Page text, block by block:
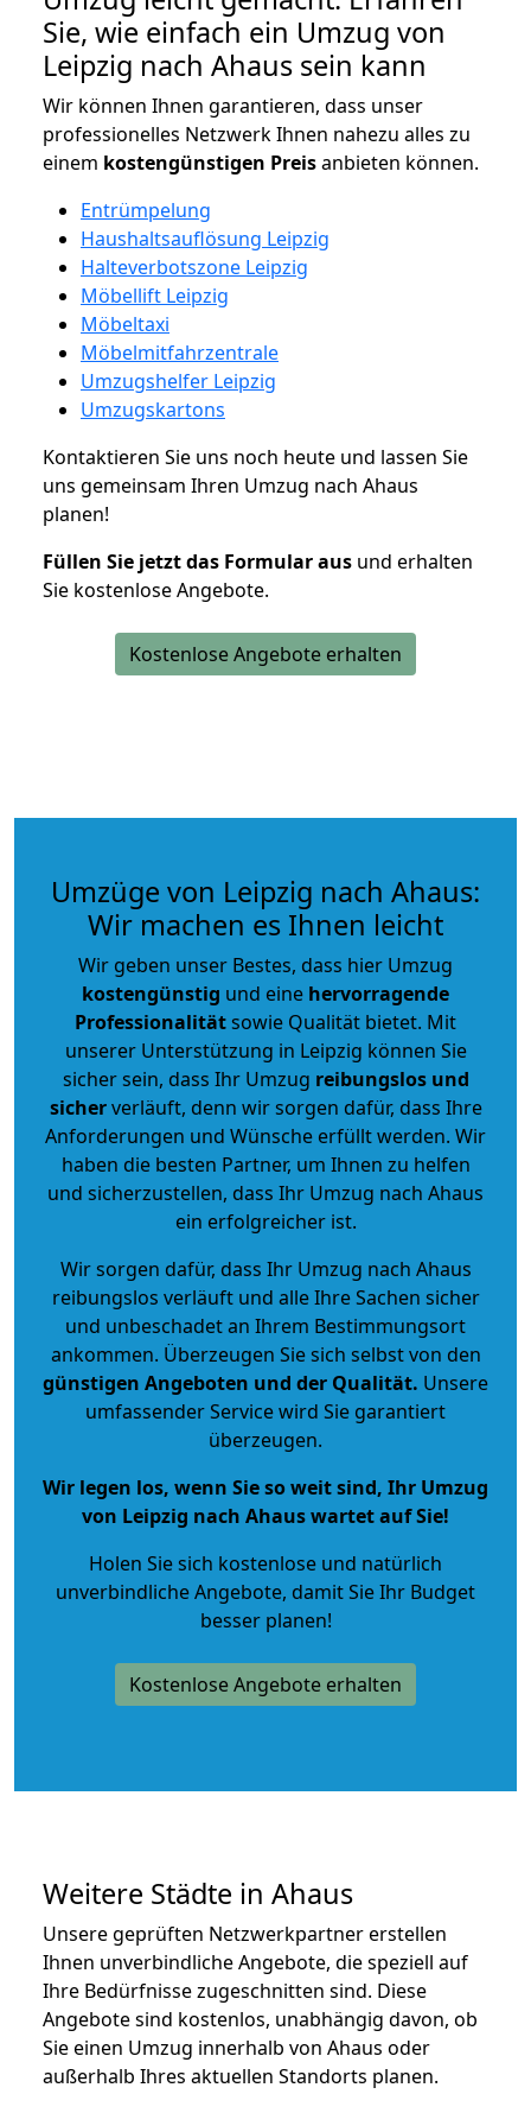
Sie, wie einfach ein Umzug von
Leipzig nach Ahaus sein kann
Wir können Ihnen garantieren, dass unser
professionelles Netzwerk Ihnen nahezu alles zu
einem kostengünstigen Preisanbieten können.
Entrümpelung
Haushaltsauflösung Leipzig
Halteverbotszone Leipzig
Möbellift Leipzig
Möbeltaxi
Möbelmitfahrzentrale
Umzugshelfer Leipzig
Umzugskartons
Kontaktieren Sie uns noch heute und lassen Sie
uns gemeinsam Ihren Umzug nach Ahaus
planen!
Füllen Sie jetzt das Formular aus und erhalten
Sie kostenlose Angebote.
Kostenlose Angebote erhalten
Umzüge von Leipzig nach Ahaus:
Wir machen es Ihnen leicht
Wir geben unser Bestes, dass hier Umzug
kostengünstig und eine hervorragende
Professionalitätsowie Qualität bietet. Mit
unserer Unterstützung in Leipzig können Sie
sicher sein, dass Ihr Umzug reibungslos und
sicherverläuft, denn wir sorgen dafür, dass Ihre
Anforderungen und Wünsche erfüllt werden. Wir
haben die besten Partner, um Ihnen zu helfen
und sicherzustellen, dass Ihr Umzug nach Ahaus
ein erfolgreicher ist.
Wir sorgen dafür, dass Ihr Umzug nach Ahaus
reibungslos verläuft und alle Ihre Sachen sicher
und unbeschadet an Ihrem Bestimmungsort
ankommen. Überzeugen Sie sich selbst von den
günstigen Angeboten und der Qualität. Unsere
umfassender Service wird Sie garantiert
überzeugen.
Wir legen los, wenn Sie so weit sind, Ihr Umzug
von Leipzig nach Ahaus wartet auf Sie!
Holen Sie sich kostenlose und natürlich
unverbindliche Angebote, damit Sie Ihr Budget
besser planen!
Kostenlose Angebote erhalten
Weitere Städte in Ahaus
Unsere geprüften Netzwerkpartner erstellen
Ihnen unverbindliche Angebote, die speziell auf
Ihre Bedürfnisse zugeschnitten sind. Diese
Angebote sind kostenlos, unabhängig davon, ob
Sie einen Umzug innerhalb von Ahaus oder
außerhalb Ihres aktuellen Standorts planen.